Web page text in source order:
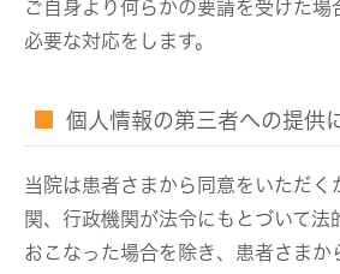
ご自身より何らかの要請を受けた場
必要な対応をします。
個人情報の第三者への提供
当院は患者さまから同意をいただく
関、行政機関が法令にもとづいて法
おこなった場合を除き、患者さまか